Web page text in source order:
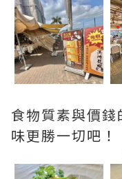
食物質素與價
味更勝一切吧！